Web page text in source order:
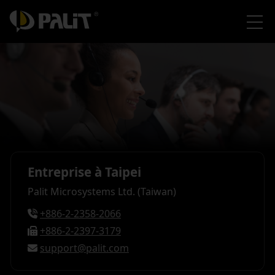
Entreprise à Taipei
Palit Microsystems Ltd. (Taiwan)
+886-2-2358-2066
+886-2-2397-3179
support@palit.com